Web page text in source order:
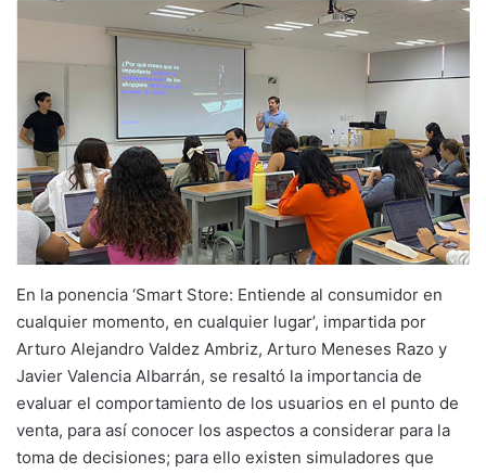
En la ponencia ‘Smart Store: Entiende al consumidor en
cualquier momento, en cualquier lugar’, impartida por
Arturo Alejandro Valdez Ambriz, Arturo Meneses Razo y
Javier Valencia Albarrán, se resaltó la importancia de
evaluar el comportamiento de los usuarios en el punto de
venta, para así conocer los aspectos a considerar para la
toma de decisiones; para ello existen simuladores que